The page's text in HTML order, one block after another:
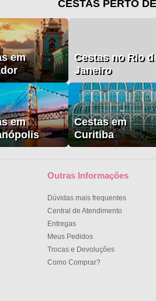
CESTAS PERTO
em
Cestas no Rio
Janeiro
em
Cestas em
Curitiba
Outras Informações
Dúvidas mais frequentes
Central de Atendimento
Entregas
Meus Pedidos
Trocas e Devoluções
Como Comprar?